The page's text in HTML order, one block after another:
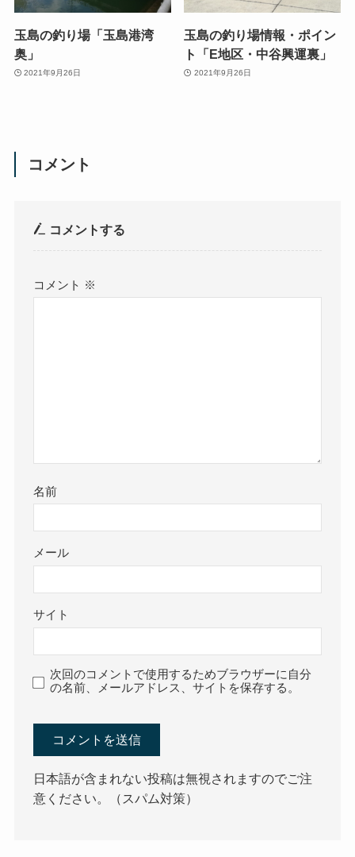
玉島の釣り場「玉島港湾
奥」
2021年9月26日
玉島の釣り場情報・ポイン
ト「E地区・中谷興運裏」
2021年9月26日
コメント
コメントする
コメント ※
名前
メール
サイト
次回のコメントで使用するためブラウザーに自分
の名前、メールアドレス、サイトを保存する。
日本語が含まれない投稿は無視されますのでご注
意ください。（スパム対策）